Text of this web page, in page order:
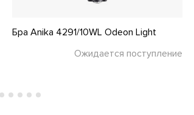
Бра Anika 4291/10WL Odeon Light
Ожидается поступление